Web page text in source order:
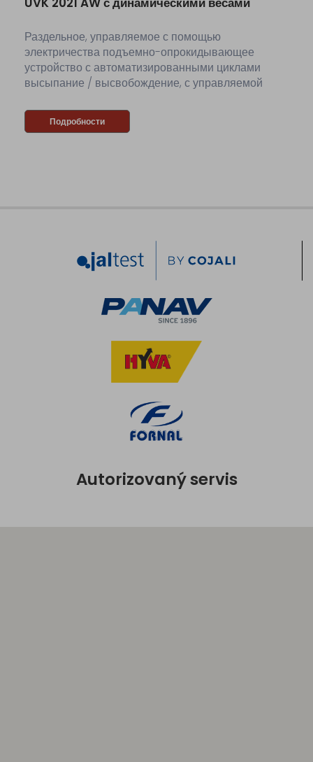
Раздельное, управляемое с помощью
электричества подъемно-опрокидывающее
устройство с автоматизированными циклами
высыпание / высвобождение, с управляемой
устройство является оснащенным весами для...
Подробности
Autorizovaný servis